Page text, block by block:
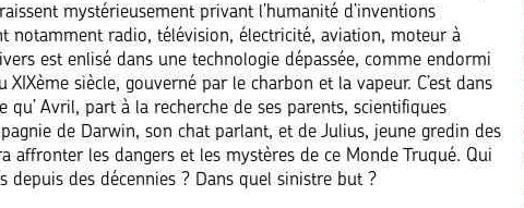
mystérieusement privant l’humanité d’inventions
notamment radio, télévision, électricité, aviation, moteur à
est enlisé dans une technologie dépassée, comme endormi
XIXème siècle, gouverné par le charbon et la vapeur. C’est dans
qu’ Avril, part à la recherche de ses parents, scientifiques
de Darwin, son chat parlant, et de Julius, jeune gredin des
affronter les dangers et les mystères de ce Monde Truqué. Qui
depuis des décennies ? Dans quel sinistre but ?